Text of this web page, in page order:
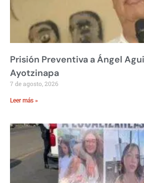
Prisión Preventiva a Ángel
Ayotzinapa
7 de agosto, 2026
Leer más »